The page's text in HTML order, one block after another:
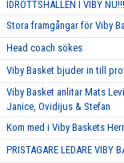
IDROTTSHALLEN I VIBY NU!!!
Stora framgångar för Viby
Head coach sökes
Viby Basket bjuder in till
Viby Basket anlitar Mats
Janice, Ovidijus & Stefan
Kom med i Viby Baskets
PRISTAGARE LEDARE VIBY